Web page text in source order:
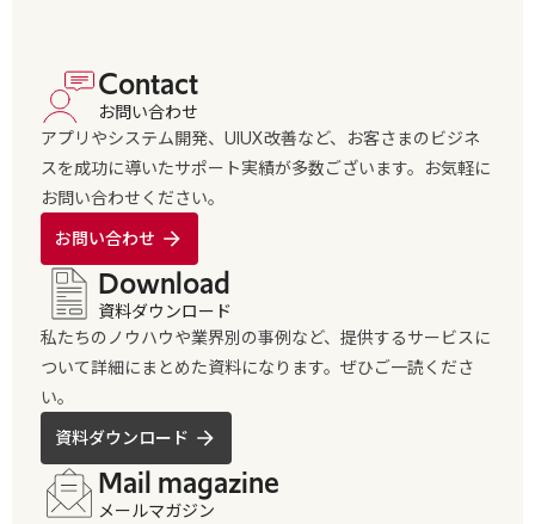
Contact
お問い合わせ
アプリやシステム開発、UIUX改善など、お客さまのビジネ
スを成功に導いたサポート実績が多数ございます。お気軽に
お問い合わせください。
お問い合わせ
Download
資料ダウンロード
私たちのノウハウや業界別の事例など、提供するサービスに
ついて詳細にまとめた資料になります。ぜひご一読くださ
い。
資料ダウンロード
Mail magazine
メールマガジン